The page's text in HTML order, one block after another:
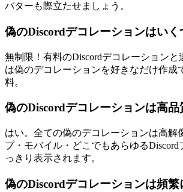
バターも際立たせましょう。
偽のDiscordデコレーションはいく
無制限！有料のDiscordデコレーションと
は偽のデコレーションを好きなだけ作
料。
偽のDiscordデコレーションは高品
はい。全ての偽のデコレーションは高解
プ・モバイル・どこでもあらゆるDiscord
っきり表示されます。
偽のDiscordデコレーションは頻